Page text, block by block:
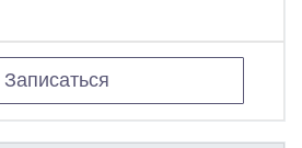
Записаться